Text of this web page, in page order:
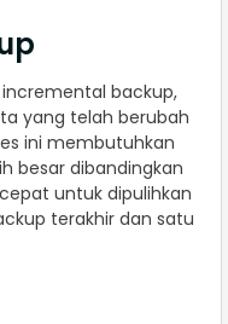
backup,
yang telah berubah
ini membutuhkan
besar dibandingkan
untuk dipulihkan
terakhir dan satu